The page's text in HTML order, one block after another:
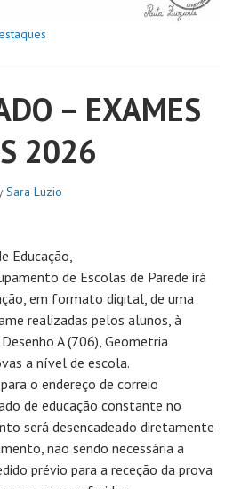
– EXAMES
2026
Sara Luzio
Educação,
de Escolas de Parede irá
em formato digital, de uma
realizadas pelos alunos, à
A (706), Geometria
a nível de escola.
o endereço de correio
de educação constante no
será desencadeado diretamente
não sendo necessária a
prévio para a receção da prova